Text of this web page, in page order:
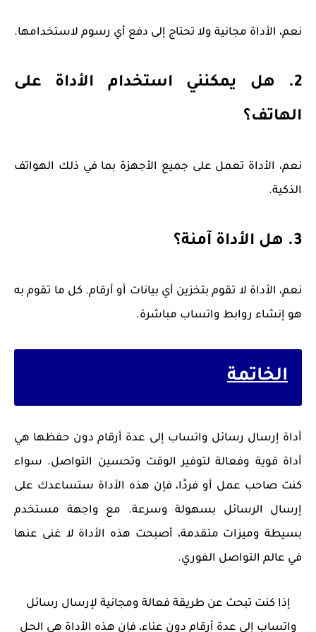
نعم، الأداة مجانية ولا تحتاج إلى دفع أي رسوم لاستخدامها.
2. هل يمكنني استخدام الأداة على
الهاتف؟
نعم، الأداة تعمل على جميع الأجهزة بما في ذلك الهواتف
الذكية.
3. هل الأداة آمنة؟
نعم، الأداة لا تقوم بتخزين أي بيانات أو أرقام. كل ما تقوم به
هو إنشاء روابط واتساب مباشرة.
الخاتمة
أداة إرسال رسائل واتساب إلى عدة أرقام دون حفظها هي
أداة قوية وفعالة لتوفير الوقت وتحسين التواصل. سواء
كنت صاحب عمل أو فردًا، فإن هذه الأداة ستساعدك على
إرسال الرسائل بسهولة وسرعة. مع واجهة مستخدم
بسيطة وميزات متقدمة، أصبحت هذه الأداة لا غنى عنها
في عالم التواصل الفوري.
إذا كنت تبحث عن طريقة فعالة ومجانية لإرسال رسائل
واتساب إلى عدة أرقام دون عناء، فإن هذه الأداة هي الحل